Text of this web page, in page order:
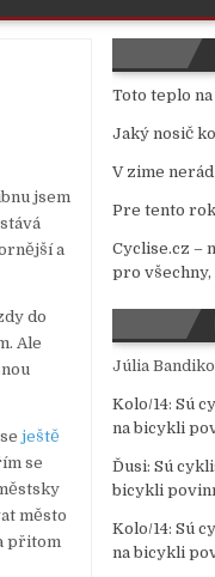
jsem
a
do
Ale
seještě
se
město
přitom
Toto teplo
Jaký nosič
V zime
Pre tento
Cyclise.cz –
pro
Júlia
Kolo/14: Sú
na bicykli
Ďusi: Sú
bicykli
Kolo/14: Sú
na bicykli